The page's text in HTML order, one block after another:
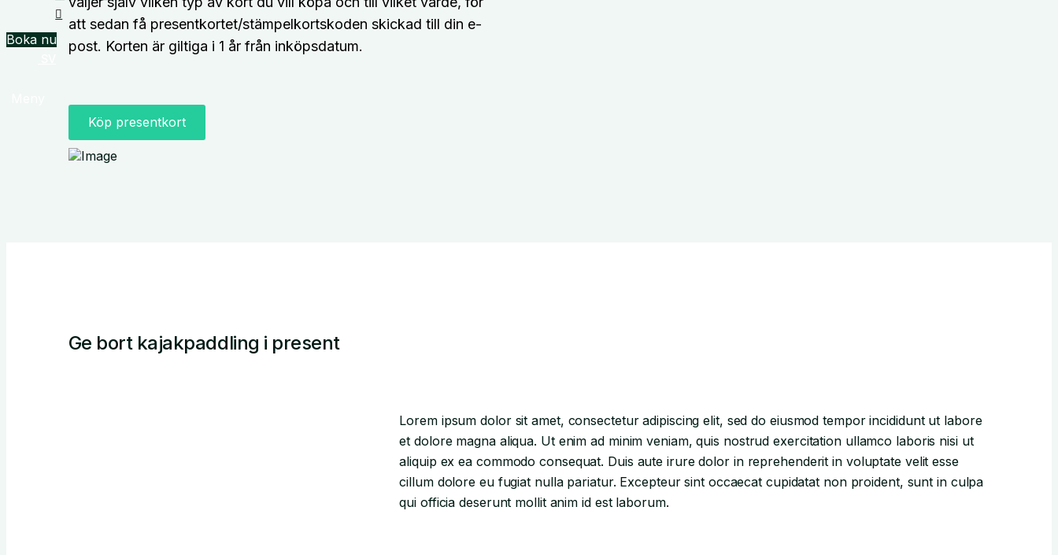
Boka nu
att sedan få presentkortet/stämpelkortskoden skickad till din e-
post. Korten är giltiga i 1 år från inköpsdatum.
Köp presentkort
Ge bort kajakpaddling i present
Lorem ipsum dolor sit amet, consectetur adipiscing elit, sed do eiusmod tempor incididunt ut labore
et dolore magna aliqua. Ut enim ad minim veniam, quis nostrud exercitation ullamco laboris nisi ut
aliquip ex ea commodo consequat. Duis aute irure dolor in reprehenderit in voluptate velit esse
cillum dolore eu fugiat nulla pariatur. Excepteur sint occaecat cupidatat non proident, sunt in culpa
qui officia deserunt mollit anim id est laborum.